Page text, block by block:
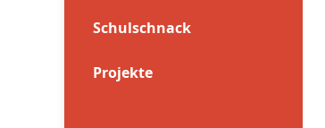
Schulschnack
Projekte